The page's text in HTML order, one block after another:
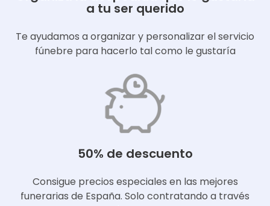
a tu ser querido
Te ayudamos a organizar y personalizar el servicio
fúnebre para hacerlo tal como le gustaría
50% de descuento
Consigue precios especiales en las mejores
funerarias de España. Solo contratando a través